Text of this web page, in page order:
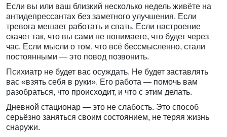
Если вы или ваш близкий несколько недель живёте на
антидепрессантах без заметного улучшения. Если
тревога мешает работать и спать. Если настроение
скачет так, что вы сами не понимаете, что будет через
час. Если мысли о том, что всё бессмысленно, стали
постоянными — это повод позвонить.
Психиатр не будет вас осуждать. Не будет заставлять
вас «взять себя в руки». Его работа — помочь вам
разобраться, что происходит, и что с этим делать.
Дневной стационар — это не слабость. Это способ
серьёзно заняться своим состоянием, не теряя жизнь
снаружи.